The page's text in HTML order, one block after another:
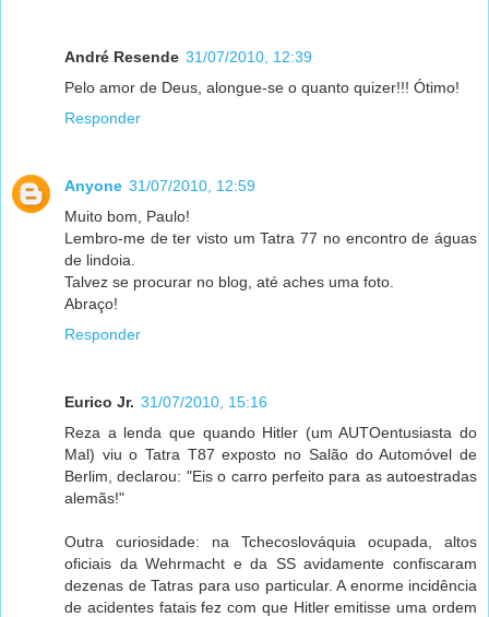
André Resende 31/07/2010, 12:39
Pelo amor de Deus, alongue-se o quanto quizer!!! Ótimo!
Responder
Anyone 31/07/2010, 12:59
Muito bom, Paulo!
Lembro-me de ter visto um Tatra 77 no encontro de águas
de lindoia.
Talvez se procurar no blog, até aches uma foto.
Abraço!
Responder
Eurico Jr. 31/07/2010, 15:16
Reza a lenda que quando Hitler (um AUTOentusiasta do
Mal) viu o Tatra T87 exposto no Salão do Automóvel de
Berlim, declarou: "Eis o carro perfeito para as autoestradas
alemãs!"
Outra curiosidade: na Tchecoslováquia ocupada, altos
oficiais da Wehrmacht e da SS avidamente confiscaram
dezenas de Tatras para uso particular. A enorme incidência
de acidentes fatais fez com que Hitler emitisse uma ordem